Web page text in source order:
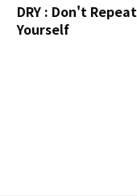
DRY : Don't Repeat
Yourself